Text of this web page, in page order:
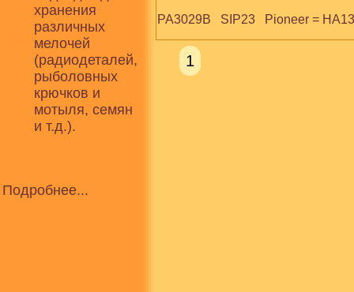
хранения
различных
мелочей
(радиодеталей,
рыболовных
крючков и
мотыля, семян
и т.д.).
Подробнее...
PA3029B   SIP23   Pioneer =
1